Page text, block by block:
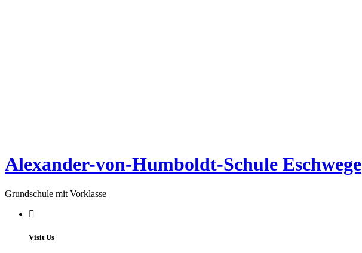
Alexander-von-Humboldt-Schule Eschwege
Grundschule mit Vorklasse
Visit Us